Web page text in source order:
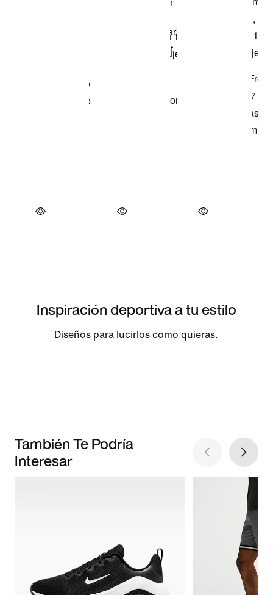
Inspiración deportiva a tu estilo
Diseños para lucirlos como quieras.
También Te Podría
Interesar